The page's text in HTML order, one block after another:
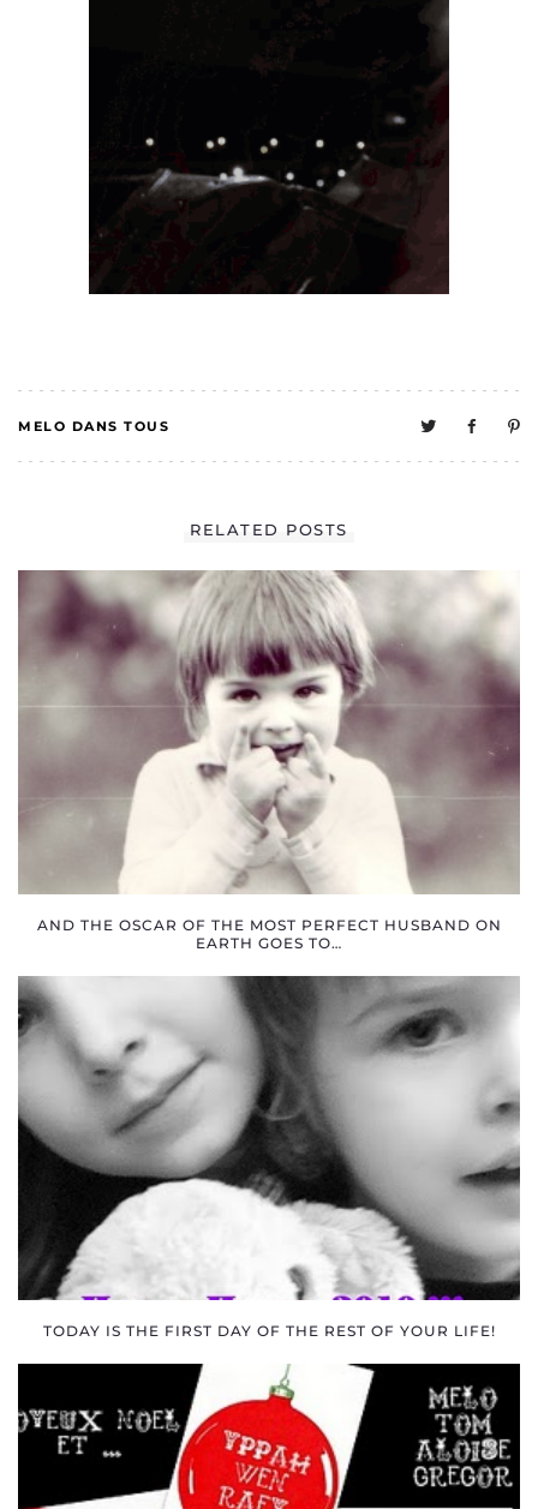
MELO DANS TOUS
RELATED POSTS
AND THE OSCAR OF THE MOST PERFECT HUSBAND ON
EARTH GOES TO…
TODAY IS THE FIRST DAY OF THE REST OF YOUR LIFE!